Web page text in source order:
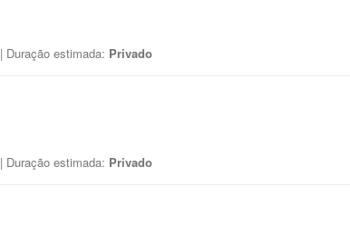
| Duração estimada: Privado
| Duração estimada: Privado